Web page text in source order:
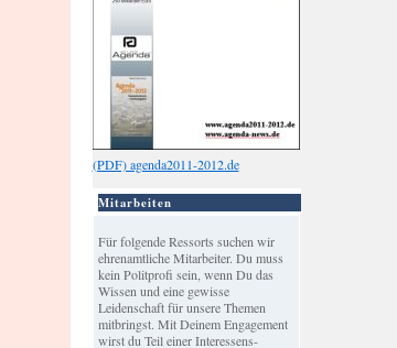
(PDF) agenda2011-2012.de
Mitarbeiten
Für folgende Ressorts suchen wir
ehrenamtliche Mitarbeiter. Du muss
kein Politprofi sein, wenn Du das
Wissen und eine gewisse
Leidenschaft für unsere Themen
mitbringst. Mit Deinem Engagement
wirst du Teil einer Interessens-